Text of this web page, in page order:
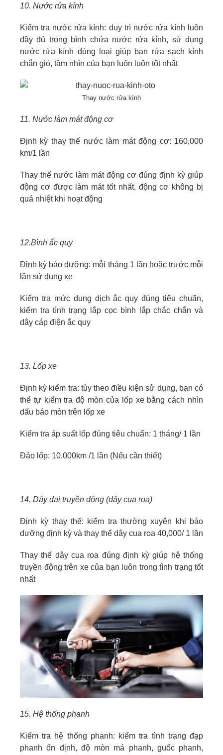
10. Nước rửa kính
Kiểm tra nước rửa kính: duy trì nước rửa kính luôn
đầy đủ trong bình chứa nước rửa kính, sử dụng
nước rửa kính đúng loại giúp bạn rửa sạch kính
chắn gió, tầm nhìn của bạn luôn luôn tốt nhất
Thay nước rửa kính
11. Nước làm mát động cơ
Định kỳ thay thế nước làm mát động cơ: 160,000
km/1 lần
Thay thế nước làm mát động cơ đúng định kỳ giúp
động cơ được làm mát tốt nhất, động cơ không bị
quá nhiệt khi hoạt động
12.Bình ắc quy
Định kỳ bảo dưỡng: mỗi tháng 1 lần hoặc trước mỗi
lần sử dụng xe
Kiểm tra mức dung dịch ắc quy đúng tiêu chuẩn,
kiểm tra tình trạng lắp cọc bình lắp chắc chắn và
dây cáp điện ắc quy
13. Lốp xe
Định kỳ kiểm tra: tùy theo điều kiện sử dụng, bạn có
thể tự kiểm tra độ mòn của lốp xe bằng cách nhìn
dấu báo mòn trên lốp xe
Kiểm tra áp suất lốp đúng tiêu chuẩn: 1 tháng/ 1 lần
Đảo lốp: 10,000km /1 lần (Nếu cần thiết)
14. Dây đai truyền động (dây cua roa)
Định kỳ thay thế: kiểm tra thường xuyên khi bảo
dưỡng định kỳ và thay thế dây cua roa 40,000/ 1 lần
Thay thế dây cua roa đúng định kỳ giúp hệ thống
truyền động trên xe của bạn luôn trong tình trạng tốt
nhất
15. Hệ thống phanh
Kiểm tra hệ thống phanh: kiểm tra tình trạng đạp
phanh ổn định, độ mòn má phanh, guốc phanh,